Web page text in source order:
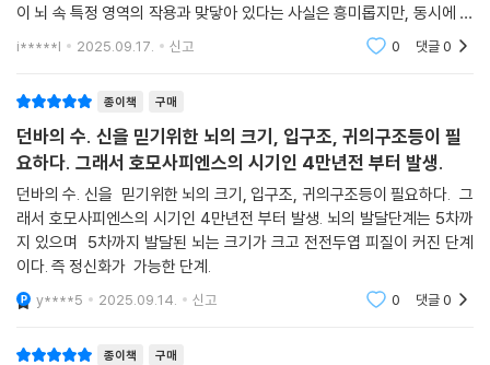
이 뇌 속 특정 영역의 작용과 맞닿아 있다는 사실은 흥미롭지만, 동시에 신
앙을 단순히 신경 반응으로 환원할 수 있는가에 대한 질문을 던진다. 결국
i*****l 2025.09.17. 신고 0 댓글0
종이책 구매
던바의 수. 신을 믿기위한 뇌의 크기, 입구조, 귀의구조등이 필
요하다. 그래서 호모사피엔스의 시기인 4만년전 부터 발생.
던바의 수. 신을 믿기위한 뇌의 크기, 입구조, 귀의구조등이 필요하다. 그
래서 호모사피엔스의 시기인 4만년전 부터 발생. 뇌의 발달단계는 5차까
지 있으며 5차까지 발달된 뇌는 크기가 크고 전전두엽 피질이 커진 단계
이다. 즉 정신화가 가능한 단계.
y****5 2025.09.14. 신고 0 댓글0
종이책 구매